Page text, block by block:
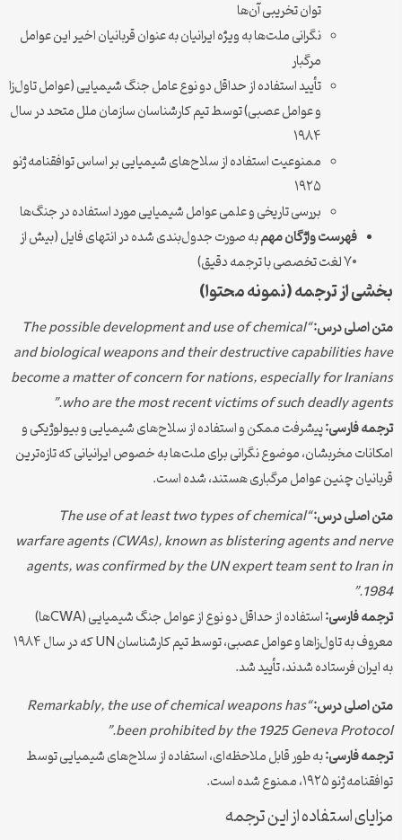
توان تخریبی آن‌ها
نگرانی ملت‌ها به ویژه ایرانیان به عنوان قربانیان اخیر این عوامل
مرگبار
تأیید استفاده از حداقل دو نوع عامل جنگ شیمیایی (عوامل تاول‌زا
و عوامل عصبی) توسط تیم کارشناسان سازمان ملل متحد در سال
۱۹۸۴
ممنوعیت استفاده از سلاح‌های شیمیایی بر اساس توافقنامه ژنو
۱۹۲۵
بررسی تاریخی و علمی عوامل شیمیایی مورد استفاده در جنگ‌ها
فهرست واژگان مهمبه صورت جدول‌بندی شده در انتهای فایل (بیش از
۷۰ لغت تخصصی با ترجمه دقیق)
بخشی از ترجمه (نمونه محتوا)
متن اصلی درس: “The possible development and use of chemical
and biological weapons and their destructive capabilities have
become a matter of concern for nations, especially for Iranians
who are the most recent victims of such deadly agents.”
ترجمه فارسی:پیشرفت ممکن و استفاده از سلاح‌های شیمیایی و بیولوژیکی و
امکانات مخربشان، موضوع نگرانی برای ملت‌ها به خصوص ایرانیانی که تازه‌ترین
قربانیان چنین عوامل مرگباری هستند، شده است.
متن اصلی درس: “The use of at least two types of chemical
warfare agents (CWAs), known as blistering agents and nerve
agents, was confirmed by the UN expert team sent to Iran in
1984.”
ترجمه فارسی:
استفاده از حداقل دو نوع از عوامل جنگ شیمیایی (CWAها)
معروف به تاول‌زاها و عوامل عصبی، توسط تیم کارشناسان UN که در سال ۱۹۸۴
به ایران فرستاده شدند، تأیید شد.
متن اصلی درس: “Remarkably, the use of chemical weapons has
been prohibited by the 1925 Geneva Protocol.”
ترجمه فارسی:به طور قابل ملاحظه‌ای، استفاده از سلاح‌های شیمیایی توسط
توافقنامه ژنو ۱۹۲۵، ممنوع شده است.
مزایای استفاده از این ترجمه